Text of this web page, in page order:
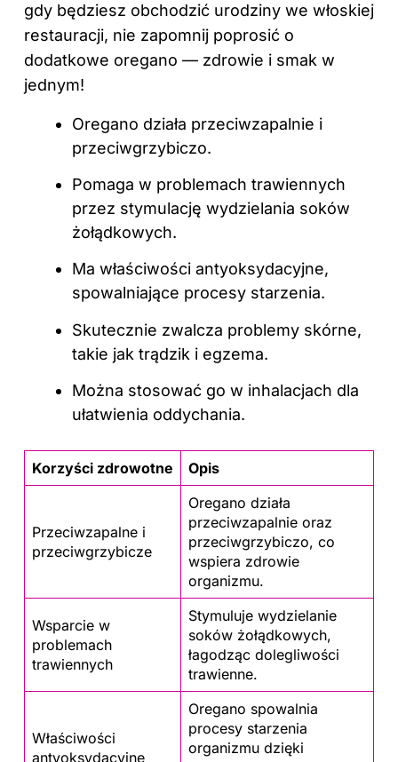
gdy będziesz obchodzić urodziny we włoskiej
restauracji, nie zapomnij poprosić o
dodatkowe oregano — zdrowie i smak w
jednym!
Oregano działa przeciwzapalnie i
przeciwgrzybiczo.
Pomaga w problemach trawiennych
przez stymulację wydzielania soków
żołądkowych.
Ma właściwości antyoksydacyjne,
spowalniające procesy starzenia.
Skutecznie zwalcza problemy skórne,
takie jak trądzik i egzema.
Można stosować go w inhalacjach dla
ułatwienia oddychania.
Korzyści zdrowotne Opis
Przeciwzapalne i
przeciwgrzybicze
Oregano działa
przeciwzapalnie oraz
przeciwgrzybiczo, co
wspiera zdrowie
organizmu.
Wsparcie w
problemach
trawiennych
Stymuluje wydzielanie
soków żołądkowych,
łagodząc dolegliwości
trawienne.
Właściwości
antyoksydacyjne
Oregano spowalnia
procesy starzenia
organizmu dzięki